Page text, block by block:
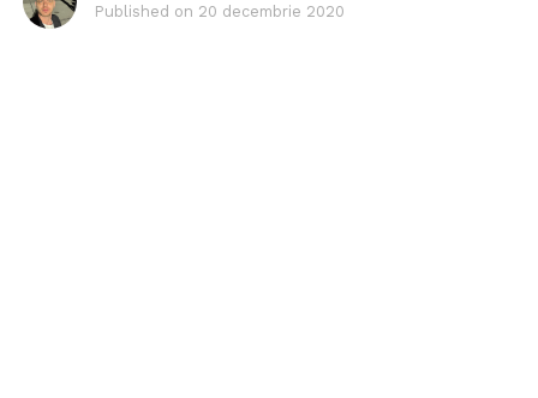
Published on 20 decembrie 2020